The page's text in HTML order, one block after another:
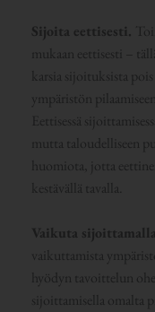
Sijoita eettisesti.
mukaan eettisesti –
karsia sijoituksista
ympäristön
Eettisessä
mutta taloudelliseen
huomiota, jotta
kestävällä tavalla.
Vaikuta
vaikuttamista
hyödyn tavoittelun
sijoittamisella omalta